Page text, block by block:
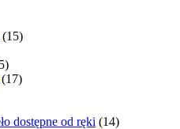
(15)
(17)
dostępne od ręki (14)